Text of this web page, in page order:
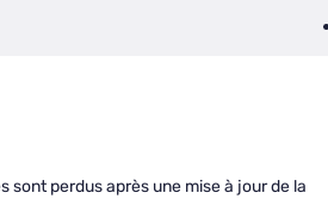
sont perdus après une mise à jour de la